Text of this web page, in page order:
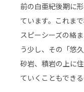
前の白亜紀後期に
ています。これま
スピーシーズの絡
う少し、その「悠
砂岩、積岩の上に
ていくこともでき